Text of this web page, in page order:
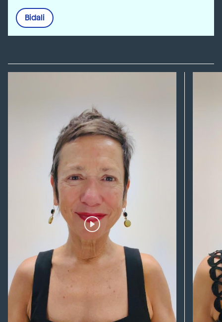
Bidali